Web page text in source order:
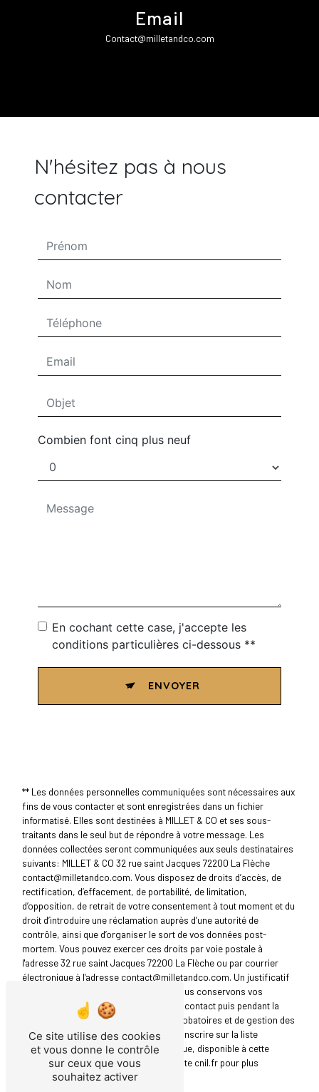
Email
contact@milletandco.com
N'hésitez pas à nous
contacter
Combien font cinq plus neuf
En cochant cette case, j'accepte les
conditions particulières ci-dessous **
ENVOYER
** Les données personnelles communiquées sont nécessaires aux
fins de vous contacter et sont enregistrées dans un fichier
informatisé. Elles sont destinées à MILLET & CO et ses sous-
traitants dans le seul but de répondre à votre message. Les
données collectées seront communiquées aux seuls destinataires
suivants: MILLET & CO 32 rue saint Jacques 72200 La Flèche
contact@milletandco.com. Vous disposez de droits d’accès, de
rectification, d’effacement, de portabilité, de limitation,
d’opposition, de retrait de votre consentement à tout moment et du
droit d’introduire une réclamation auprès d’une autorité de
contrôle, ainsi que d’organiser le sort de vos données post-
mortem. Vous pouvez exercer ces droits par voie postale à
l'adresse 32 rue saint Jacques 72200 La Flèche ou par courrier
électronique à l'adresse contact@milletandco.com. Un justificatif
d'identité pourra vous être demandé. Nous conservons vos
données pendant la période de prise de contact puis pendant la
durée de prescription légale aux fins probatoires et de gestion des
contentieux. Vous avez le droit de vous inscrire sur la liste
d'opposition au démarchage téléphonique, disponible à cette
adresse:
Bloctel.gouv.fr. Consultez le site cnil.fr pour plus
d’informations sur vos droits.
Ce site utilise des cookies
et vous donne le contrôle
sur ceux que vous
souhaitez activer